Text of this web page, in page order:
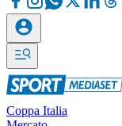
Coppa Italia